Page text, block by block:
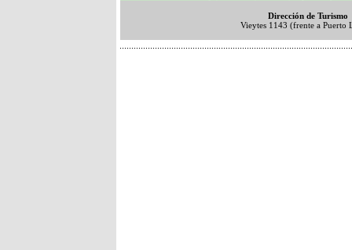
Dirección de Turismo
Vieytes 1143 (frente a Puerto